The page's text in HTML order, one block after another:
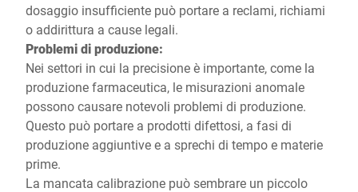
dosaggio insufficiente può portare a reclami, richiami
o addirittura a cause legali.
Problemi di produzione:
Nei settori in cui la precisione è importante, come la
produzione farmaceutica, le misurazioni anomale
possono causare notevoli problemi di produzione.
Questo può portare a prodotti difettosi, a fasi di
produzione aggiuntive e a sprechi di tempo e materie
prime.
La mancata calibrazione può sembrare un piccolo